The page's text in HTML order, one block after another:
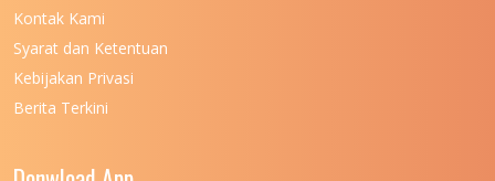
UNIVERSITAS NEGERI MANADO
UNIVERSITAS NEGERI MEDAN
UNIVERSITAS NEGERI PADANG
Kontak Kami
Syarat dan Ketentuan
Kebijakan Privasi
Berita Terkini